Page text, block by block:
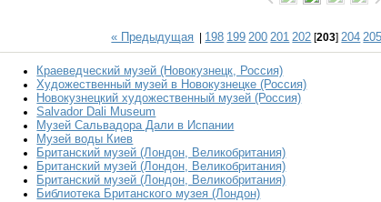
« Предыдущая | 198 199 200 201 202 [203] 204 205
Краеведческий музей (Новокузнецк, Россия)
Художественный музей в Новокузнецке (Россия)
Новокузнецкий художественный музей (Россия)
Salvador Dali Museum
Музей Сальвадора Дали в Испании
Музей воды Киев
Британский музей (Лондон, Великобритания)
Британский музей (Лондон, Великобритания)
Британский музей (Лондон, Великобритания)
Библиотека Британского музея (Лондон)